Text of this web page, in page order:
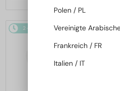
2-4 WERKTAGE
Polen / PL
Vereinigte
Frankreich / FR
Italien / IT